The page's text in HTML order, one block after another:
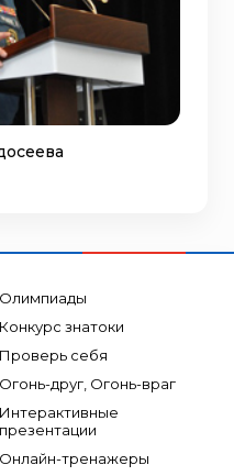
Олимпиады
Конкурс знатоки
Проверь себя
Огонь-друг, Огонь-враг
Интерактивные
презентации
Онлайн-тренажеры